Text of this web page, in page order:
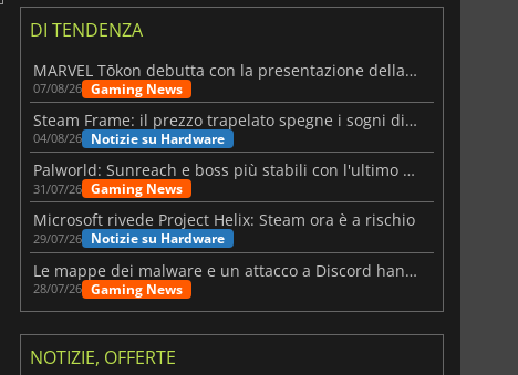
DI TENDENZA
MARVEL Tōkon debutta con la presentazione della roadmap per il primo anno
07/08/26 Gaming News
Steam Frame: il prezzo trapelato spegne i sogni di un VR economico
04/08/26 Notizie su Hardware
Palworld: Sunreach e boss più stabili con l'ultimo update
31/07/26 Gaming News
Microsoft rivede Project Helix: Steam ora è a rischio
29/07/26 Notizie su Hardware
Le mappe dei malware e un attacco a Discord hanno colpito Meccha Chameleon
28/07/26 Gaming News
NOTIZIE, OFFERTE